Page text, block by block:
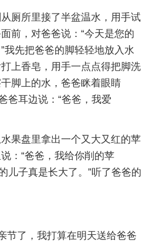
厕所里接了半盆温水，用手试
前，对爸爸说：“今天是您的
我先把爸爸的脚轻轻地放入水
上香皂，用手一点点得把脚洗
脚上的水，爸爸眯着眼睛
爸耳边说：“爸爸，我爱
果盘里拿出一个又大又红的苹
：“爸爸，我给你削的苹
儿子真是长大了。”听了爸爸的
节了，我打算在明天送给爸爸